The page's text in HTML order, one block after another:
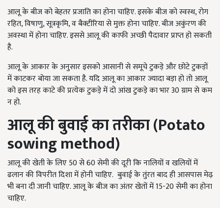
आलू के बीज को बेहतर प्रजाति का होना चाहिए. इसके बीज को स्वस्थ, रोग
रहित, विषाणु, सूत्रकृमि, व बैक्टीरिया से मुक्त होना चाहिए. बीज अकुंरण की
अवस्था में होना चाहिए. इससे आलू की काफी अच्छी पैदावार प्राप्त हो सकती
है.
आलू के आकार के अनुसार इसको आसानी से समूचे टुकड़े और छोटे टुकड़ों
में काटकर बोया जा सकता है. यदि आलू का आकार ज्यादा बड़ा हो तो आलू
को इस तरह काटे की प्रत्येक टुकड़े में दो आंख टुकड़े का भार 30 ग्राम से कम
न हो.
आलू की बुवाई का तरीका (Potato
sowing method)
आलू की खेती के लिए 50 से 60 सेमी की दूरी कि नालियों व खलियों में
ढलान की विपरीत दिशा में होनी चाहिए. बुवाई के तुंरत बाद ही आसपास मेढ़
भी बना दी जानी चाहिए. आलू के बीज का अंतर खेतों में 15-20 सेमी का होना
चाहिए.